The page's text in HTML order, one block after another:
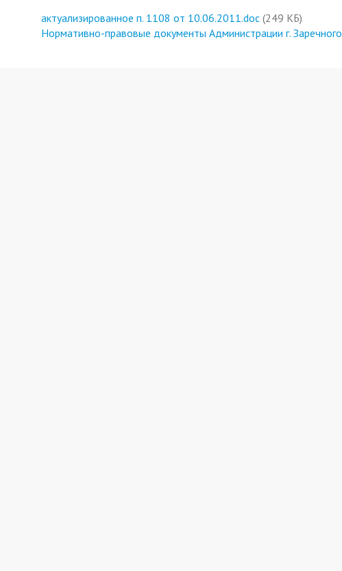
актуализированное п. 1108 от 10.06.2011.doc (249 КБ)
Нормативно-правовые документы Администрации г. Заречного